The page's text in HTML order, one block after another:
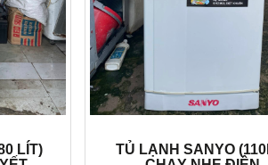
LÍT)
TỦ LẠNH SANYO